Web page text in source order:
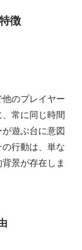
徴
他のプレイヤー
常に同じ時間
遊ぶ台に意図
行動は、単な
景が存在しま